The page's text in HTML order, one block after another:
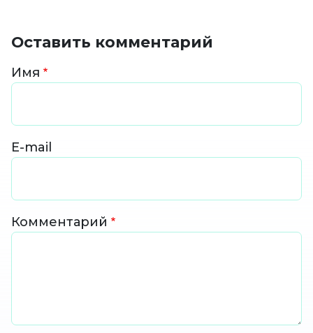
Оставить комментарий
Имя
E-mail
Комментарий